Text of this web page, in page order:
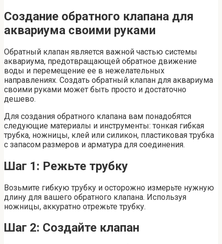
Создание обратного клапана для
аквариума своими руками
Обратный клапан является важной частью системы
аквариума, предотвращающей обратное движение
воды и перемещение ее в нежелательных
направлениях. Создать обратный клапан для аквариума
своими руками может быть просто и достаточно
дешево.
Для создания обратного клапана вам понадобятся
следующие материалы и инструменты: тонкая гибкая
трубка, ножницы, клей или силикон, пластиковая трубка
с запасом размеров и арматура для соединения.
Шаг 1: Режьте трубку
Возьмите гибкую трубку и осторожно измерьте нужную
длину для вашего обратного клапана. Используя
ножницы, аккуратно отрежьте трубку.
Шаг 2: Создайте клапан